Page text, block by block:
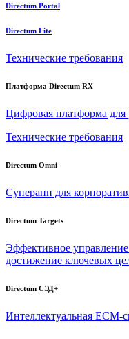
Directum Portal
Directum Lite
Технические требования
Платформа Directum RX
Цифровая платформа для
Технические требования
Directum Omni
Суперапп для
Directum Targets
Эффективное
достижение ключевых
Directum СЭД+
Интеллектуальная ECM-